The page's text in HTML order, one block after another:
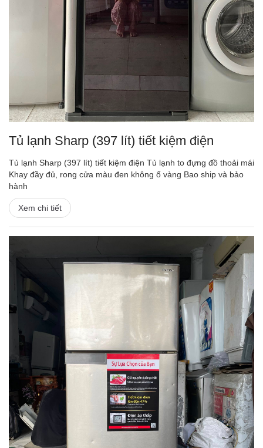
Tủ lạnh Sharp (397 lít) tiết kiệm điện
Tủ lạnh Sharp (397 lít) tiết kiệm điện Tủ lạnh to đựng đồ thoải mái
Khay đầy đủ, rong cửa màu đen không ố vàng Bao ship và bảo
hành
Xem chi tiết